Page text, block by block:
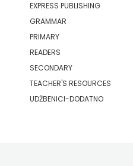
EXPRESS PUBLISHING
GRAMMAR
PRIMARY
READERS
SECONDARY
TEACHER'S RESOURCES
UDŽBENICI-DODATNO